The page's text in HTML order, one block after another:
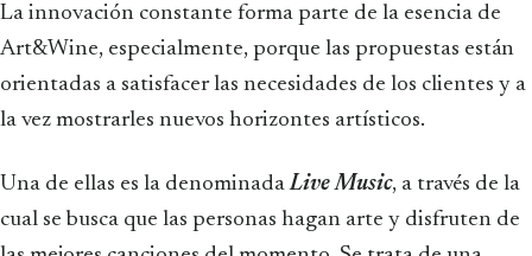
La innovación constante forma parte de la esencia de
Art&Wine, especialmente, porque las propuestas están
orientadas a satisfacer las necesidades de los clientes y a
la vez mostrarles nuevos horizontes artísticos.
Una de ellas es la denominada Live Music, a través de la
cual se busca que las personas hagan arte y disfruten de